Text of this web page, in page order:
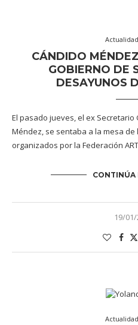
CÁNDIDO
GOBIERNO DE
DESAYUNOS
El pasado jueves, el ex Secretario
Méndez, se sentaba a la mesa
organizados por la Federación
CONTINÚA
19/